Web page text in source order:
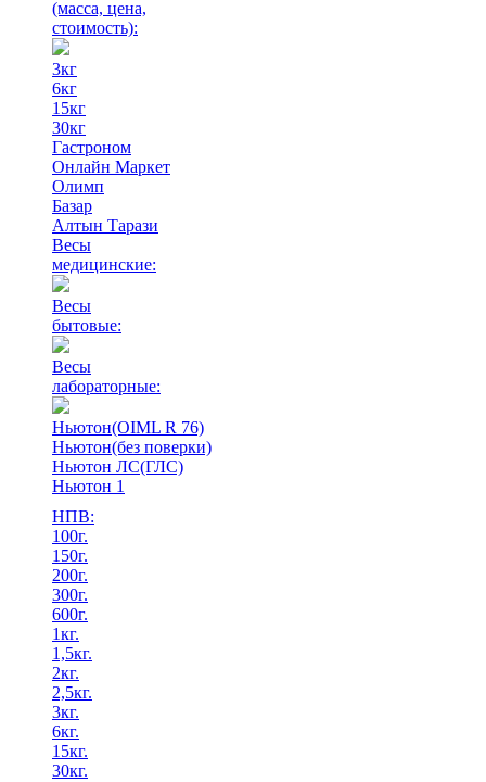
(масса, цена,
стоимость):
3кг
6кг
15кг
30кг
Гастроном
Онлайн Маркет
Олимп
Базар
Алтын Тарази
Весы
медицинские:
Весы
бытовые:
Весы
лабораторные:
Ньютон(OIML R 76)
Ньютон(без поверки)
Ньютон ЛС(ГЛС)
Ньютон 1
НПВ:
100г.
150г.
200г.
300г.
600г.
1кг.
1,5кг.
2кг.
2,5кг.
3кг.
6кг.
15кг.
30кг.